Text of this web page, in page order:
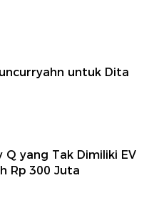
untuk Dita
Q yang Tak Dimiliki EV
Rp 300 Juta